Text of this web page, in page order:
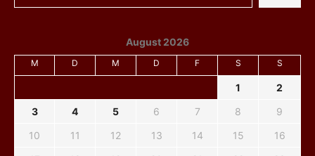
August 2026
M D M D F S S
1
2
3
4 5 6 7 8
9
10
11 12 13 14 15
16